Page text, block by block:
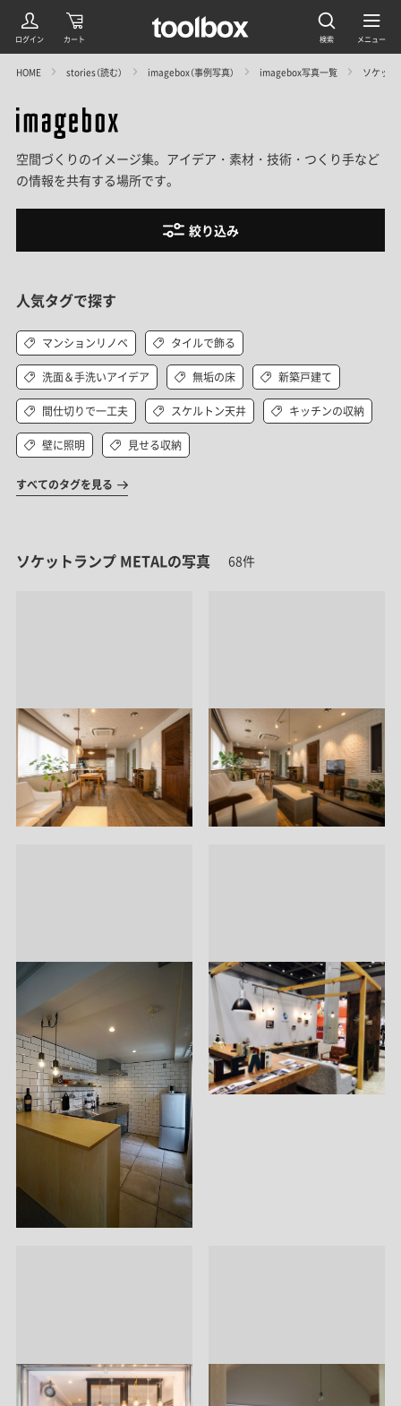
HOME stories（読む） imagebox（事例写真） imagebox写真一覧 ソケット
空間づくりのイメージ集。アイデア・素材・技術・つくり手など
の情報を共有する場所です。
絞り込み
人気タグで探す
マンションリノベ タイルで飾る
洗面＆手洗いアイデア 無垢の床 新築戸建て
間仕切りで一工夫 スケルトン天井 キッチンの収納
壁に照明 見せる収納
すべてのタグを見る
ソケットランプ METALの写真 68件